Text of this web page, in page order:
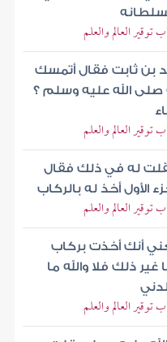
العالم والعلم
بن ثابت فقال أتمسك
صلى الله عليه وسلم ؟
العالم والعلم
له في ذلك فقال
الأول أخذ له بالركاب
العالم والعلم
أنك أخذت بركاب
ذلك فلا والله ما
العالم والعلم